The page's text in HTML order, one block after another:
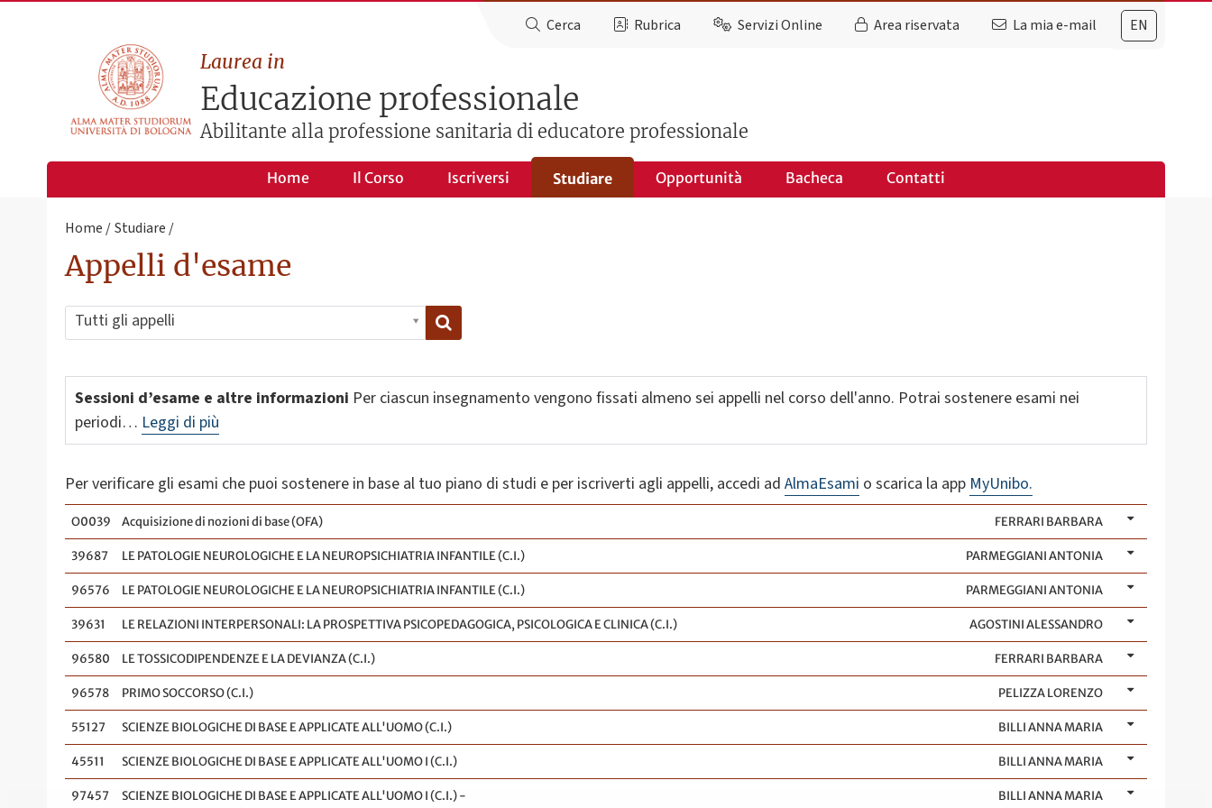
EN
Cerca Rubrica Servizi Online Area riservata La mia e-mail
Laurea in
Educazione professionale
Abilitante alla professione sanitaria di educatore professionale
Home Il Corso Iscriversi Studiare Opportunità Bacheca Contatti
Home Studiare
Appelli d'esame
Tutti gli appelli
Sessioni d’esame e altre informazioni Per ciascun insegnamento vengono fissati almeno sei appelli nel corso dell'anno. Potrai sostenere esami nei
periodi… Leggi di più
Per verificare gli esami che puoi sostenere in base al tuo piano di studi e per iscriverti agli appelli, accedi ad AlmaEsami o scarica la app MyUnibo.
O0039 Acquisizione di nozioni di base (OFA) FERRARI BARBARA
39687 LE PATOLOGIE NEUROLOGICHE E LA NEUROPSICHIATRIA INFANTILE (C.I.) PARMEGGIANI ANTONIA
96576 LE PATOLOGIE NEUROLOGICHE E LA NEUROPSICHIATRIA INFANTILE (C.I.) PARMEGGIANI ANTONIA
39631 LE RELAZIONI INTERPERSONALI: LA PROSPETTIVA PSICOPEDAGOGICA, PSICOLOGICA E CLINICA (C.I.) AGOSTINI ALESSANDRO
96580 LE TOSSICODIPENDENZE E LA DEVIANZA (C.I.) FERRARI BARBARA
96578 PRIMO SOCCORSO (C.I.) PELIZZA LORENZO
55127 SCIENZE BIOLOGICHE DI BASE E APPLICATE ALL'UOMO (C.I.) BILLI ANNA MARIA
45511 SCIENZE BIOLOGICHE DI BASE E APPLICATE ALL'UOMO I (C.I.) BILLI ANNA MARIA
97457 SCIENZE BIOLOGICHE DI BASE E APPLICATE ALL'UOMO I (C.I.) - BILLI ANNA MARIA